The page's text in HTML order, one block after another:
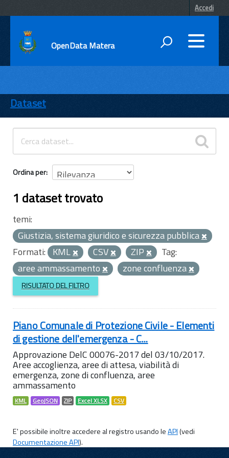
Accedi
OpenData Matera
ENTI
TEMI
INFORMAZIONI
Dataset
Ordina per
1 dataset trovato
temi:
Giustizia, sistema giuridico e sicurezza pubblica
Formati: KML CSV ZIP
Tag:
aree ammassamento
zone confluenza
RISULTATO DEL FILTRO
Piano Comunale di Protezione Civile - Elementi
di gestione dell'emergenza - C...
Approvazione DelC 00076-2017 del 03/10/2017.
Aree accoglienza, aree di attesa, viabilità di
emergenza, zone di confluenza, aree
ammassamento
KML GeoJSON ZIP Excel XLSX CSV
E' possibile inoltre accedere al registro usando leAPI(vedi
Documentazione API).